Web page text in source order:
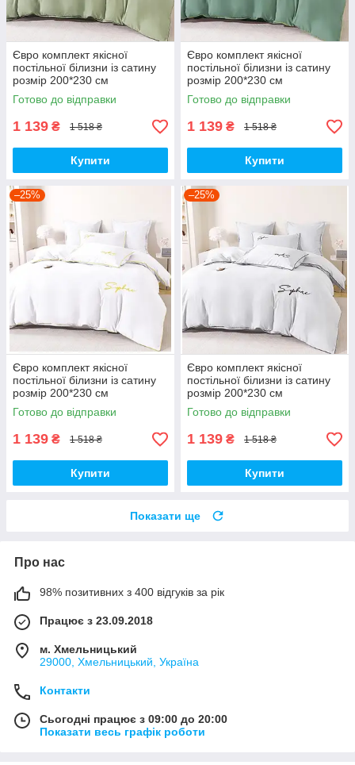
Євро комплект якісної
постільної білизни із сатину
розмір 200*230 см
Готово до відправки
1 139 ₴ 1 518 ₴
Купити
Євро комплект якісної
постільної білизни із сатину
розмір 200*230 см
Готово до відправки
1 139 ₴ 1 518 ₴
Купити
–25%
Євро комплект якісної
постільної білизни із сатину
розмір 200*230 см
Готово до відправки
1 139 ₴ 1 518 ₴
Купити
–25%
Євро комплект якісної
постільної білизни із сатину
розмір 200*230 см
Готово до відправки
1 139 ₴ 1 518 ₴
Купити
Показати ще
Про нас
98% позитивних з 400 відгуків за рік
Працює з 23.09.2018
м. Хмельницький
29000, Хмельницький, Україна
Контакти
Сьогодні працює з 09:00 до 20:00
Показати весь графік роботи